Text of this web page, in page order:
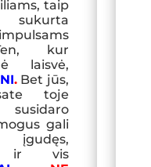
taip
kur
laisvė,
.Bet jūs,
toje
susidaro
gali
ir vis